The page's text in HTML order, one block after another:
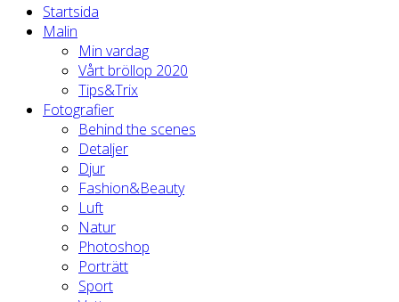
Startsida
Malin
Min vardag
Vårt bröllop 2020
Tips&Trix
Fotografier
Behind the scenes
Detaljer
Djur
Fashion&Beauty
Luft
Natur
Photoshop
Porträtt
Sport